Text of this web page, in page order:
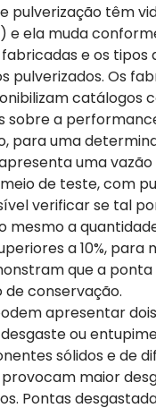
pulverização têm
e ela muda
e os tipos
pulverizados. Os
catálogos
sobre a
para uma
uma
de teste, com
verificar se tal
mesmo a
a 10%, para
que a
conservação.
apresentar
ou
sólidos e de
maior
Pontas